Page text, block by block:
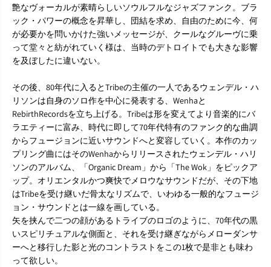
』
7
i
n
c
』
7
i
n
c
艶なヴォーカルが素晴らしいソウルフルなジャズファンク。ブラ
ック・パワーの概念を昇華し、団結を求め、自由のために今、何
が必要かを問いかけた強いメッセージが、クールなグルーヴに乗
って堂々と紡がれていく様は、当時のデトロイトでも大きな影響
を及ぼしたに違いない。
その後、80年代に入るとTribeの主催の一人であるウェンデル・ハ
リソンは自身のソロ作を中心に発表する、Wenhaと
RebirthRecordsを立ち上げる。Tribeは形を変えてより音楽的にバ
ラエティーに富み、時代に即して70年代特有のファンク的な曲調
からフュージョンに近いサウンドへと変容していく。本作のカッ
プリング曲にはそのWenhaからリリースされたウェンデル・ハリ
ソンのアルバム、「Organic Dream」から「The Wok」をピックア
ップ。オリエンタルかつ爽快でメロウなサウンドだが、その下地
はTribeを受け継いだ骨太なリズムで、いわゆる一般的なフュージ
ョン・サウンドとは一線を画している。
矢を挟んで二つの顔があるトライブのロゴのように、70年代の黒
いスピリチュアルな側面と、それを受け継ぎながらメローダンサ
ーへと移行した影と光のコントラストをこの1枚で是非とも味わ
って欲しい。